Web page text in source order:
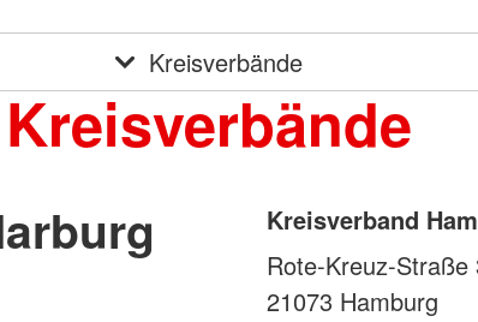
Kreisverbände
Kreisverbände
Kreisverband
Rote-Kreuz-Straße
21073 Hamburg